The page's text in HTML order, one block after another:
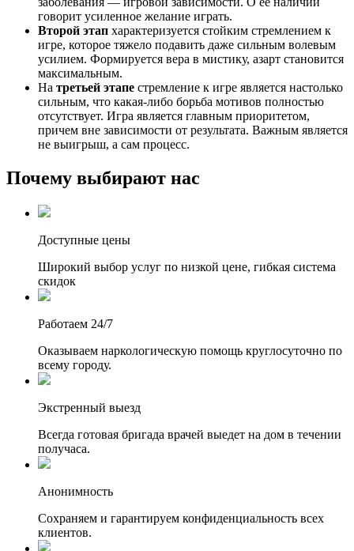
говорит усиленное желание играть.
Второй этап характеризуется стойким стремлением к
игре, которое тяжело подавить даже сильным волевым
усилием. Формируется вера в мистику, азарт становится
максимальным.
На третьей этапе стремление к игре является настолько
сильным, что какая-либо борьба мотивов полностью
отсутствует. Игра является главным приоритетом,
причем вне зависимости от результата. Важным является
не выигрыш, а сам процесс.
Почему выбирают нас
Доступные цены
Широкий выбор услуг по низкой цене, гибкая система
скидок
Работаем 24/7
Оказываем наркологическую помощь круглосуточно по
всему городу.
Экстренный выезд
Всегда готовая бригада врачей выедет на дом в течении
получаса.
Анонимность
Сохраняем и гарантируем конфиденциальность всех
клиентов.